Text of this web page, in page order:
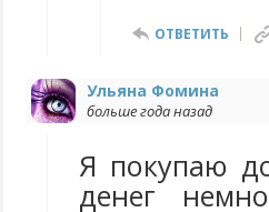
ОТВЕТИТЬ
Ульяна Фомина
больше года назад
Я покупаю
денег